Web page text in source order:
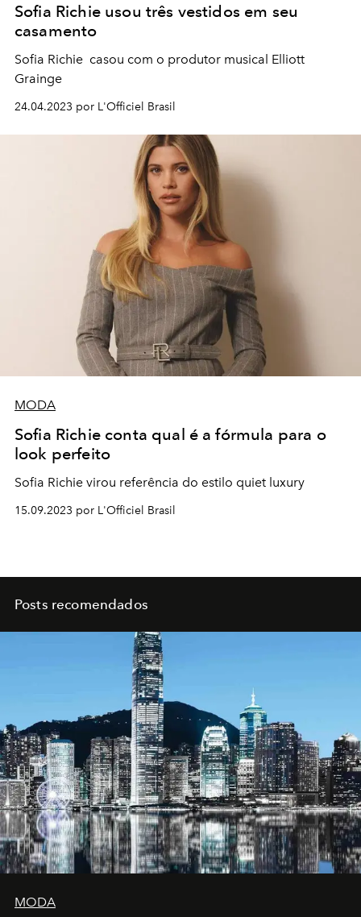
Sofia Richie usou três vestidos em seu
casamento
Sofia Richie casou com o produtor musical Elliott
Grainge
24.04.2023 por L'Officiel Brasil
MODA
Sofia Richie conta qual é a fórmula para o
look perfeito
Sofia Richie virou referência do estilo quiet luxury
15.09.2023 por L'Officiel Brasil
Posts recomendados
MODA